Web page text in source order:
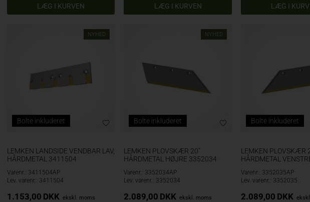
NYHED
Bolte inkluderet
LEMKEN LANDSIDE VENDBAR LAV,
HÅRDMETAL 3411504
Varenr.: 3411504AP
Lev. varenr.: 3411504
1.153,00 DKK ekskl. moms
NYHED
Bolte inkluderet
LEMKEN PLOVSKÆR 20"
HÅRDMETAL HØJRE 3352034
Varenr.: 3352034AP
Lev. varenr.: 3352034
2.089,00 DKK ekskl. moms
Bolte inkluderet
LEMKEN PLOVSKÆR
HÅRDMETAL
Varenr.: 3352035AP
Lev. varenr.: 3352035
2.089,00 DKK